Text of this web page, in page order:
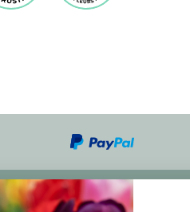
SERVICE À LA CLIENTÈLE